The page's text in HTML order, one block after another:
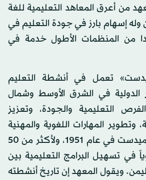
من أعرق المعاهد التعليمية للغة
وله إسهام بارز في جودة التعليم في
من المنظمات الأطول خدمة في
تعمل في أنشطة التعليم
الدولية في الشرق الأوسط وشمال
التعليمية والجودة، وتعزيز
وتطوير المهارات اللغوية والمهنية
الضرورية وتأسس أميدست في عام 1951، ولأكثر من 50
في تسهيل البرامج التعليمية بين
ويقول المعهد إن تاريخ أنشطته